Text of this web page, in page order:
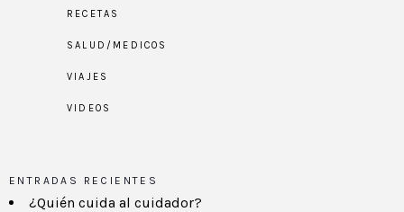
RECETAS
SALUD/MEDICOS
VIAJES
VIDEOS
ENTRADAS RECIENTES
¿Quién cuida al cuidador?